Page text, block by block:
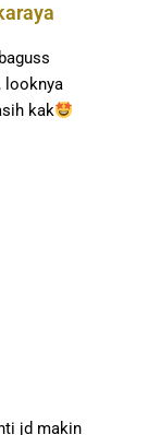
looknya
kak
jd makin